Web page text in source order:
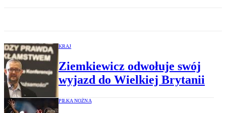
KRAJ
Ziemkiewicz odwołuje swój
wyjazd do Wielkiej Brytanii
PIŁKA NOŻNA